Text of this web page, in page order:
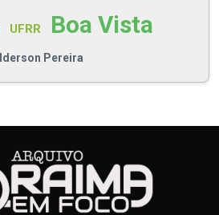
UFRR Boa Vista
Ilderson Pereira